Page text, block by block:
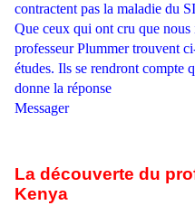
contractent pas la maladie du
Que ceux qui ont cru que
professeur Plummer trouvent
études. Ils se rendront compte
donne la réponse
Messager
La découverte du
Kenya